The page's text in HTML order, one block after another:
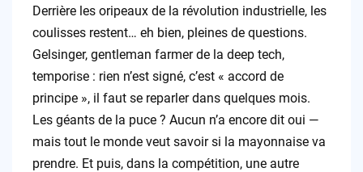
Derrière les oripeaux de la révolution industrielle, les
coulisses restent… eh bien, pleines de questions.
Gelsinger, gentleman farmer de la deep tech,
temporise : rien n’est signé, c’est « accord de
principe », il faut se reparler dans quelques mois.
Les géants de la puce ? Aucun n’a encore dit oui —
mais tout le monde veut savoir si la mayonnaise va
prendre. Et puis, dans la compétition, une autre